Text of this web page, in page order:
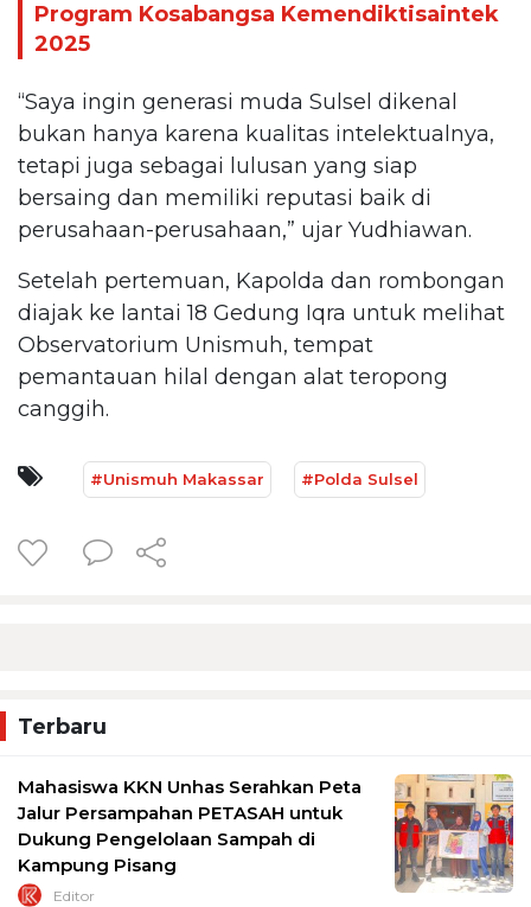
Program Kosabangsa Kemendiktisaintek
2025
“Saya ingin generasi muda Sulsel dikenal
bukan hanya karena kualitas intelektualnya,
tetapi juga sebagai lulusan yang siap
bersaing dan memiliki reputasi baik di
perusahaan-perusahaan,” ujar Yudhiawan.
Setelah pertemuan, Kapolda dan rombongan
diajak ke lantai 18 Gedung Iqra untuk melihat
Observatorium Unismuh, tempat
pemantauan hilal dengan alat teropong
canggih.
#Unismuh Makassar #Polda Sulsel
Terbaru
Mahasiswa KKN Unhas Serahkan Peta
Jalur Persampahan PETASAH untuk
Dukung Pengelolaan Sampah di
Kampung Pisang
Editor